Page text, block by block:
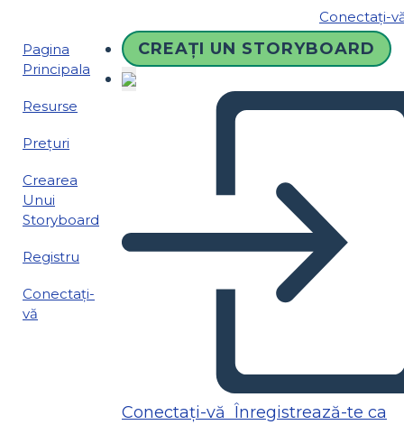
Conectați-
Pagina
Principala
Resurse
Prețuri
Crearea
Unui
Storyboard
Registru
Conectați-
vă
CREAȚI UN STORYBOARD
Conectați-vă Înregistrează-te ca